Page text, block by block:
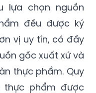
lựa chọn nguồn
đều được ký
vị uy tín, có đầy
gốc xuất xứ và
thực phẩm. Quy
thực phẩm được